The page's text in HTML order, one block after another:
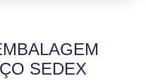
SEDEX